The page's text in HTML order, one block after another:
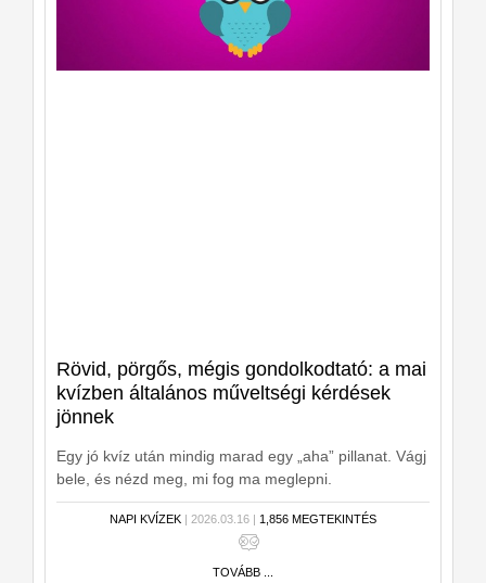
Rövid, pörgős, mégis gondolkodtató: a mai
kvízben általános műveltségi kérdések
jönnek
Egy jó kvíz után mindig marad egy „aha” pillanat. Vágj
bele, és nézd meg, mi fog ma meglepni.
NAPI KVÍZEK | 2026.03.16 | 1,856 MEGTEKINTÉS
TOVÁBB ...